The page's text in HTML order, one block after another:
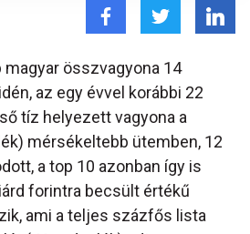
magyar összvagyona 14
az egy évvel korábbi 22
tíz helyezett vagyona a
mérsékeltebb ütemben, 12
a top 10 azonban így is
forintra becsült értékű
ami a teljes százfős lista